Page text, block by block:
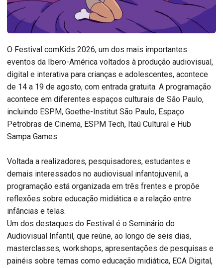
O Festival comKids 2026, um dos mais importantes
eventos da Ibero-América voltados à produção audiovisual,
digital e interativa para crianças e adolescentes, acontece
de 14 a 19 de agosto, com entrada gratuita. A programação
acontece em diferentes espaços culturais de São Paulo,
incluindo ESPM, Goethe-Institut São Paulo, Espaço
Petrobras de Cinema, ESPM Tech, Itaú Cultural e Hub
Sampa Games.
Voltada a realizadores, pesquisadores, estudantes e
demais interessados no audiovisual infantojuvenil, a
programação está organizada em três frentes e propõe
reflexões sobre educação midiática e a relação entre
infâncias e telas.
Um dos destaques do Festival é o Seminário do
Audiovisual Infantil, que reúne, ao longo de seis dias,
masterclasses, workshops, apresentações de pesquisas e
painéis sobre temas como educação midiática, ECA Digital,